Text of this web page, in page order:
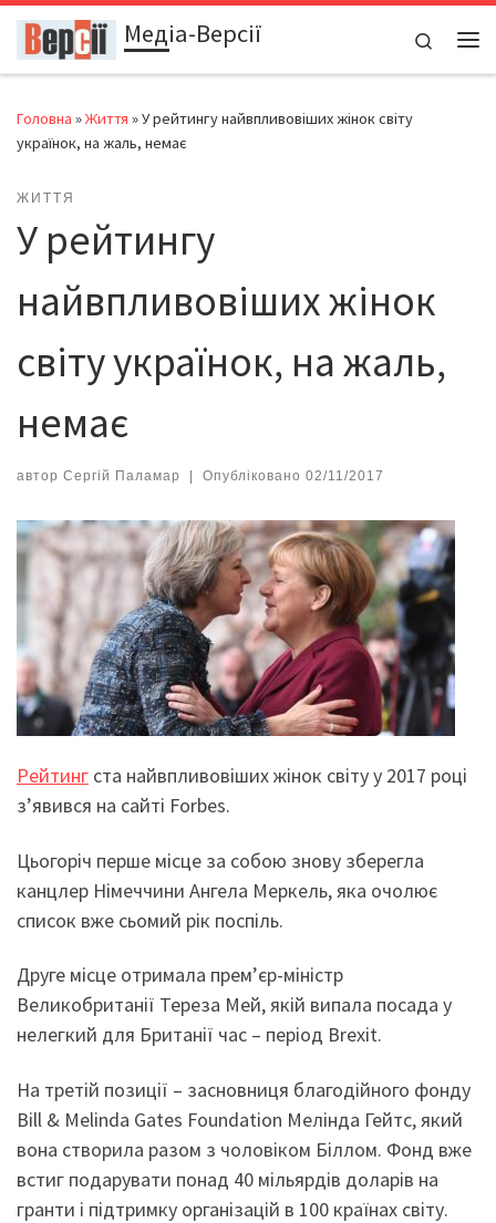
Перейти до вмістуМедіа-Версії
Search
Головна »Життя »У рейтингу найвпливовіших жінок світу
українок, на жаль, немає
ЖИТТЯ
У рейтингу
найвпливовіших жінок
світу українок, на жаль,
немає
автор Сергій Паламар | Опубліковано 02/11/2017
Рейтинг ста найвпливовіших жінок світу у 2017 році
з’явився на сайті Forbes.
Цьогоріч перше місце за собою знову зберегла
канцлер Німеччини Ангела Меркель, яка очолює
список вже сьомий рік поспіль.
Друге місце отримала прем’єр-міністр
Великобританії Тереза Мей, якій випала посада у
нелегкий для Британії час – період Brexit.
На третій позиції – засновниця благодійного фонду
Bill & Melinda Gates Foundation Мелінда Гейтс, який
вона створила разом з чоловіком Біллом. Фонд вже
встиг подарувати понад 40 мільярдів доларів на
гранти і підтримку організацій в 100 країнах світу.